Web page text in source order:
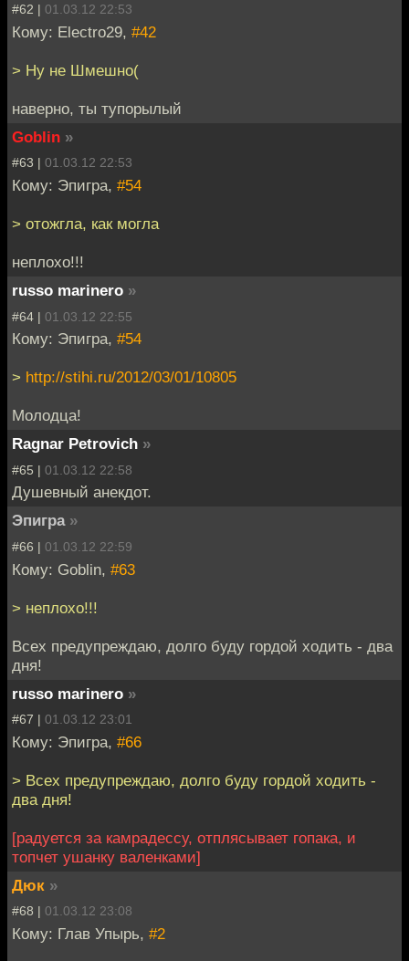
#62 | 01.03.12 22:53
Кому: Electro29, #42
> Ну не Шмешно(
наверно, ты тупорылый
Goblin »
#63 | 01.03.12 22:53
Кому: Эпигра, #54
> отожгла, как могла
неплохо!!!
russo marinero »
#64 | 01.03.12 22:55
Кому: Эпигра, #54
> http://stihi.ru/2012/03/01/10805
Молодца!
Ragnar Petrovich »
#65 | 01.03.12 22:58
Душевный анекдот.
Эпигра »
#66 | 01.03.12 22:59
Кому: Goblin, #63
> неплохо!!!
Всех предупреждаю, долго буду гордой ходить - два
дня!
russo marinero »
#67 | 01.03.12 23:01
Кому: Эпигра, #66
> Всех предупреждаю, долго буду гордой ходить -
два дня!
[радуется за камрадессу, отплясывает гопака, и
топчет ушанку валенками]
Дюк »
#68 | 01.03.12 23:08
Кому: Глав Упырь, #2